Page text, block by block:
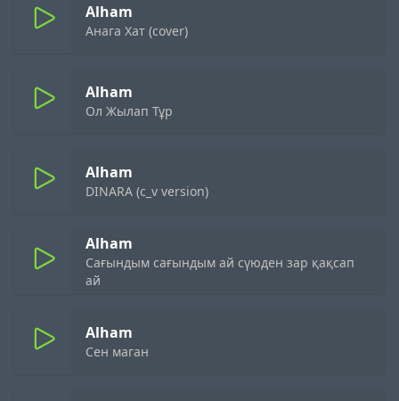
Alham
Анага Хат (cover)
Alham
Ол Жылап Тұр
Alham
DINARA (c_v version)
Alham
Сағындым сағындым ай сүюден зар қақсап
ай
Alham
Сен маган